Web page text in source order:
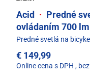
Acid · Predné
ovládaním 700 lm
Predné svetlá na bicykel
€ 149,99
Online cena s DPH , bez